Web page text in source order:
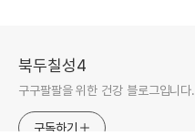
북두칠성4
구구팔팔을 위한 건강 블로그입니다.
구독하기